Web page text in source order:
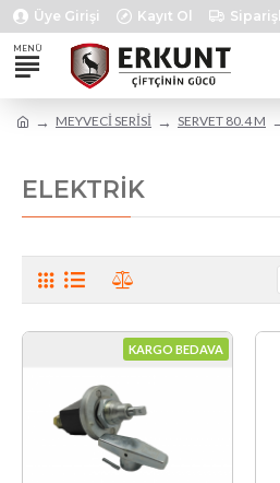
Üye Girişi Kayıt Ol
MEYVECİ SERİSİ SERVET 80.4 M
ELEKTRİK
KARGO BEDAVA